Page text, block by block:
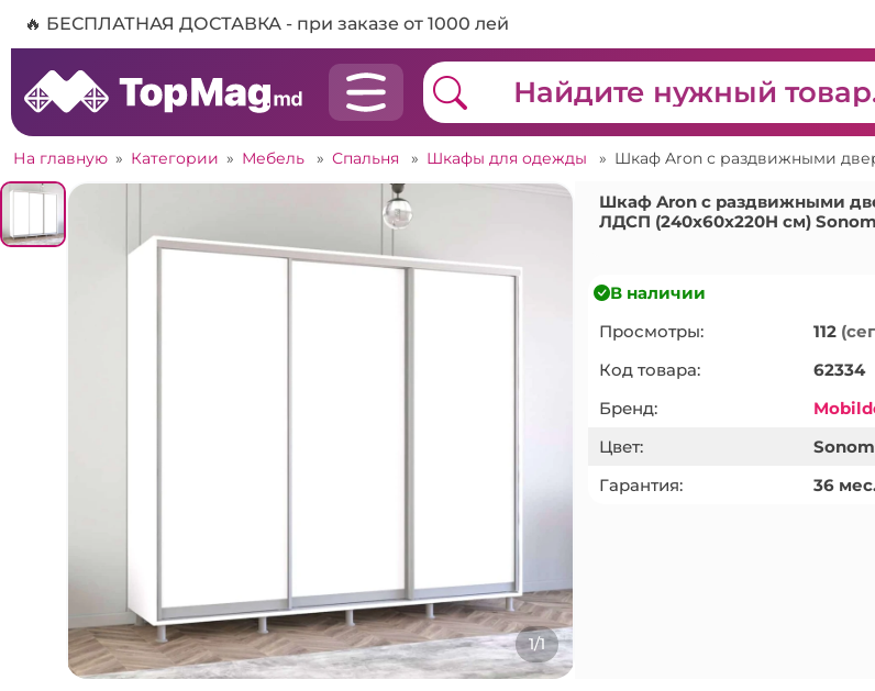
🔥 БЕСПЛАТНАЯ ДОСТАВКА - при заказе от 1000 лей
На главную » Категории » Мебель » Спальня » Шкафы для одежды » Шкаф Aron с раздвижными
1/1
Шкаф Aron с раздвижными
ЛДСП (240x60x220H см)
В наличии
Просмотры:
112
Код товара:
62334
Бренд:
Цвет:
Гарантия:
36